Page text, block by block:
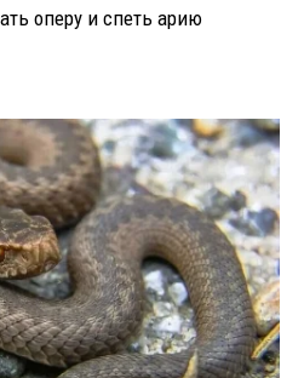
оперу и спеть арию